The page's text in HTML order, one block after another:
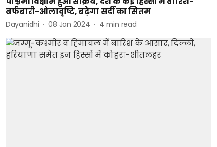
बर्फबारी-ओलावृष्टि, बढ़ेगा सर्दी का सितम
Dayanidhi 08 Jan 2024 4 min read